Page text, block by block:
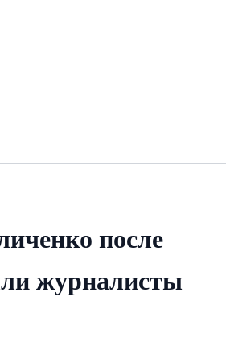
после
журналисты